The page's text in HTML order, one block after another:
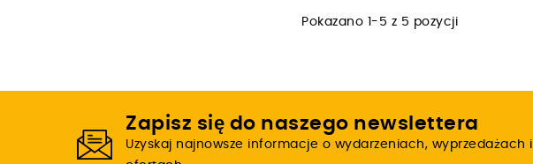
Pokazano 1-5 z 5 pozycji
Zapisz się do naszego newslettera
Uzyskaj najnowsze informacje o wydarzeniach, wyprzedażach i